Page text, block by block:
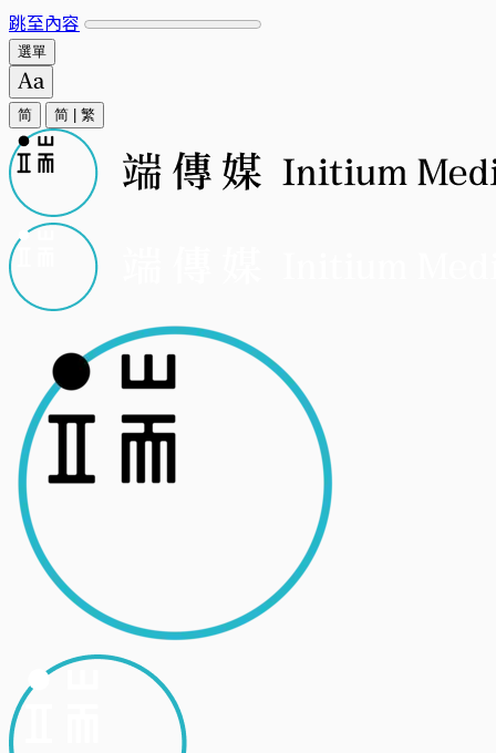
跳至內容
選單
简 简 繁